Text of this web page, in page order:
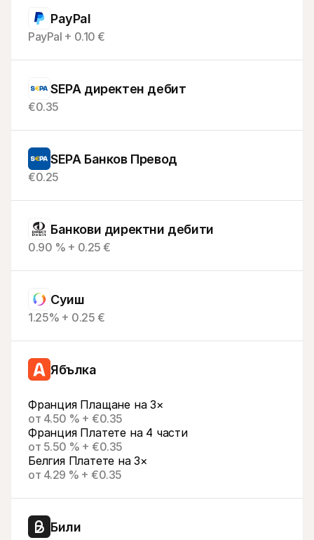
PayPal
PayPal + 0.10 €
SEPA директен дебит
€0.35
SEPA Банков Превод
€0.25
Банкови директни дебити
0.90 % + 0.25 €
Суиш
1.25% + 0.25 €
Ябълка
Франция Плащане на 3×
от 4.50 % + €0.35
Франция Платете на 4 части
от 5.50 % + €0.35
Белгия Платете на 3×
от 4.29 % + €0.35
Били